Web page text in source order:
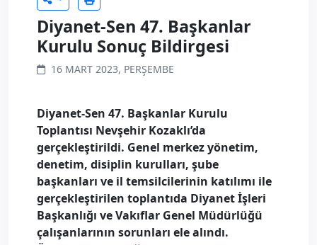
Diyanet-Sen 47. Başkanlar
Kurulu Sonuç Bildirgesi
16 MART 2023, PERŞEMBE
Diyanet-Sen 47. Başkanlar Kurulu
Toplantısı Nevşehir Kozaklı’da
gerçekleştirildi. Genel merkez yönetim,
denetim, disiplin kurulları, şube
başkanları ve il temsilcilerinin katılımı ile
gerçekleştirilen toplantıda Diyanet İşleri
Başkanlığı ve Vakıflar Genel Müdürlüğü
çalışanlarının sorunları ele alındı.